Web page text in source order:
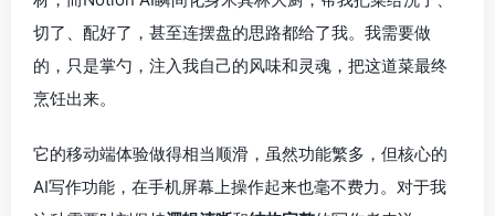
切了、配好了，甚至连摆盘的思路都给了我。我需要做
的，只是掌勺，注入我自己的风味和灵魂，把这道菜最终
烹饪出来。
它的移动端体验做得相当顺滑，虽然功能繁多，但核心的
AI写作功能，在手机屏幕上操作起来也毫不费力。对于我